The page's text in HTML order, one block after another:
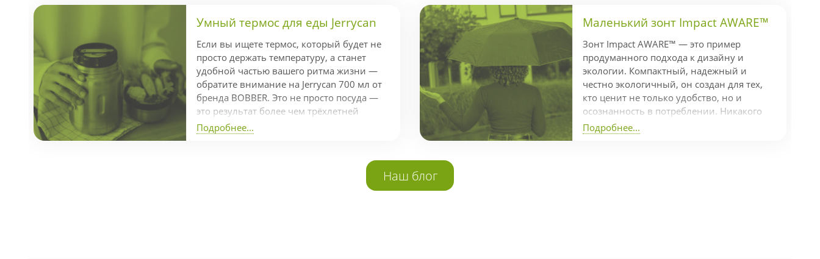
Умный термос для еды Jerrycan
Если вы ищете термос, который будет не
просто держать температуру, а станет
удобной частью вашего ритма жизни —
обратите внимание на Jerrycan 700 мл от
бренда BOBBER. Это не просто посуда —
это результат более чем трёхлетней
разработки командой экспертов,
отмеченный престижной наградой Red
продуманный дизайн. Держит тепло до 14
Подробнее...
Маленький зонт Impact AWARE™
Зонт Impact AWARE™ — это пример
продуманного подхода к дизайну и
экологии. Компактный, надежный и
честно экологичный, он создан для тех,
кто ценит не только удобство, но и
осознанность в потреблении. Никакого
гринвошинга — только реальные
действия Коллекция Impact включает
Подробнее...
Наш блог